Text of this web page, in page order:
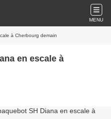
MENU
à Cherbourg demain
en escale à